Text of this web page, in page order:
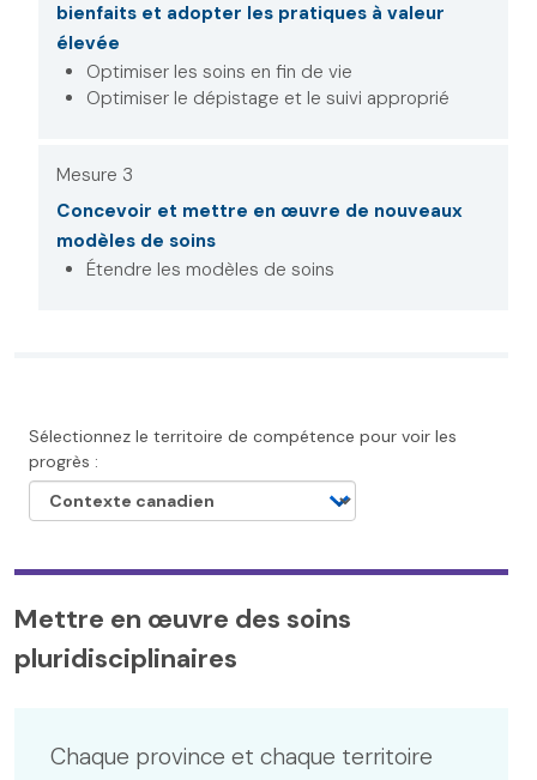
bienfaits et adopter les pratiques à valeur
élevée
Optimiser les soins en fin de vie
Optimiser le dépistage et le suivi approprié
Mesure 3
Concevoir et mettre en œuvre de nouveaux
modèles de soins
Étendre les modèles de soins
Sélectionnez le territoire de compétence pour voir les
progrès :
Mettre en œuvre des soins
pluridisciplinaires
Chaque province et chaque territoire